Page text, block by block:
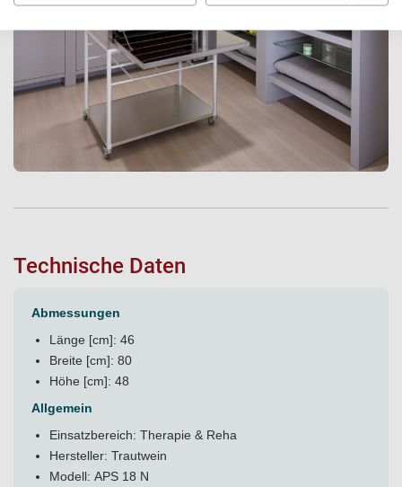
Technische Daten
Abmessungen
Länge [cm]: 46
Breite [cm]: 80
Höhe [cm]: 48
Allgemein
Einsatzbereich: Therapie & Reha
Hersteller: Trautwein
Modell: APS 18 N